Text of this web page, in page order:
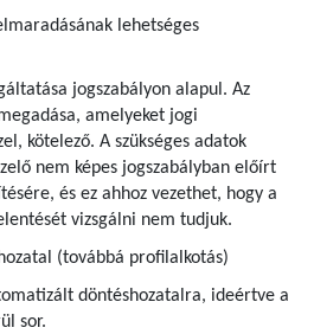
lehetséges
jogszabályon alapul. Az
amelyeket jogi
kötelező. A szükséges adatok
nem képes jogszabályban előírt
és ez ahhoz vezethet, hogy a
vizsgálni nem tudjuk.
(továbbá profilalkotás)
döntéshozatalra, ideértve a
sor.